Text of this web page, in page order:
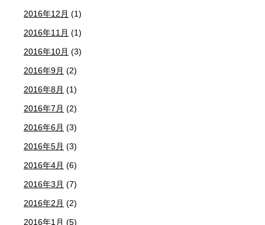
2016年12月 (1)
2016年11月 (1)
2016年10月 (3)
2016年9月 (2)
2016年8月 (1)
2016年7月 (2)
2016年6月 (3)
2016年5月 (3)
2016年4月 (6)
2016年3月 (7)
2016年2月 (2)
2016年1月 (5)